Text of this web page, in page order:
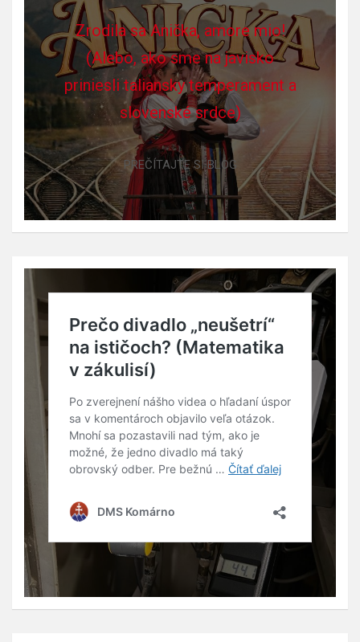
Zrodila sa Anička, amore mio!
(Alebo, ako sme na javisko
priniesli taliansky temperament a
slovenské srdce)
PREČÍTAJTE SI BLOG